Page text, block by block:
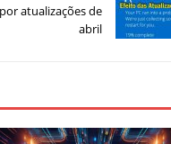
atualizações de
abril